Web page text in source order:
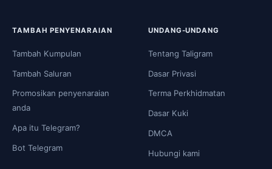
TAMBAH PENYENARAIAN
Tambah Kumpulan
Tambah Saluran
Promosikan penyenaraian
anda
Apa itu Telegram?
Bot Telegram
UNDANG-UNDANG
Tentang Taligram
Dasar Privasi
Terma Perkhidmatan
Dasar Kuki
DMCA
Hubungi kami